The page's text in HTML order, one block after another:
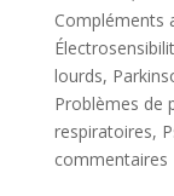
Compléments
lourds,
Problèmes de
respiratoires,
commentaires